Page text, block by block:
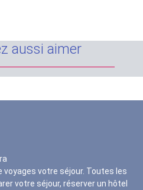
aussi aimer
voyages votre séjour. Toutes les
votre séjour, réserver un hôtel